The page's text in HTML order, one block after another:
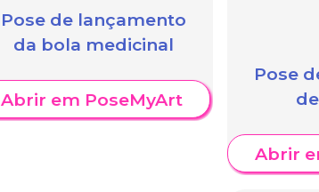
Pose de lançamento
da bola medicinal
Abrir em PoseMyArt
Pose
Abrir